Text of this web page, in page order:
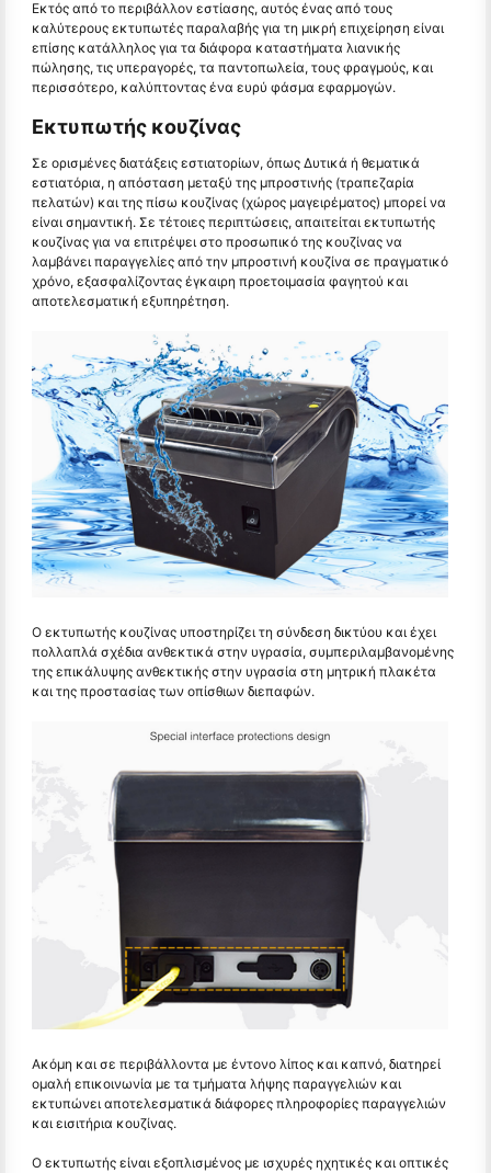
Εκτός από το περιβάλλον εστίασης, αυτός ένας από τους
καλύτερους εκτυπωτές παραλαβής για τη μικρή επιχείρηση είναι
επίσης κατάλληλος για τα διάφορα καταστήματα λιανικής
πώλησης, τις υπεραγορές, τα παντοπωλεία, τους φραγμούς, και
περισσότερο, καλύπτοντας ένα ευρύ φάσμα εφαρμογών.
Εκτυπωτής κουζίνας
Σε ορισμένες διατάξεις εστιατορίων, όπως Δυτικά ή θεματικά
εστιατόρια, η απόσταση μεταξύ της μπροστινής (τραπεζαρία
πελατών) και της πίσω κουζίνας (χώρος μαγειρέματος) μπορεί να
είναι σημαντική. Σε τέτοιες περιπτώσεις, απαιτείται εκτυπωτής
κουζίνας για να επιτρέψει στο προσωπικό της κουζίνας να
λαμβάνει παραγγελίες από την μπροστινή κουζίνα σε πραγματικό
χρόνο, εξασφαλίζοντας έγκαιρη προετοιμασία φαγητού και
αποτελεσματική εξυπηρέτηση.
Ο εκτυπωτής κουζίνας υποστηρίζει τη σύνδεση δικτύου και έχει
πολλαπλά σχέδια ανθεκτικά στην υγρασία, συμπεριλαμβανομένης
της επικάλυψης ανθεκτικής στην υγρασία στη μητρική πλακέτα
και της προστασίας των οπίσθιων διεπαφών.
Ακόμη και σε περιβάλλοντα με έντονο λίπος και καπνό, διατηρεί
ομαλή επικοινωνία με τα τμήματα λήψης παραγγελιών και
εκτυπώνει αποτελεσματικά διάφορες πληροφορίες παραγγελιών
και εισιτήρια κουζίνας.
Ο εκτυπωτής είναι εξοπλισμένος με ισχυρές ηχητικές και οπτικές